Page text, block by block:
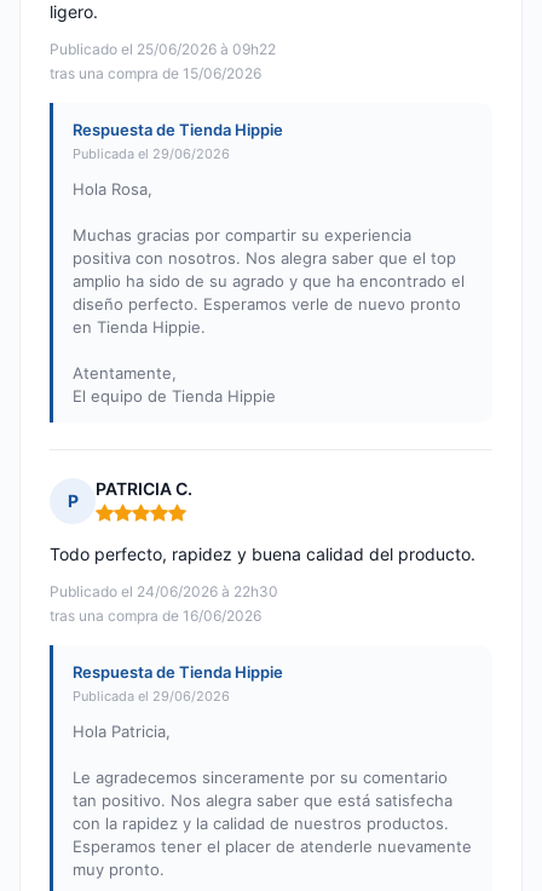
Publicado el 25/06/2026 à 09h22
tras una compra de 15/06/2026
ligero.
Respuesta de Tienda Hippie
Publicada el 29/06/2026
Hola Rosa,
Muchas gracias por compartir su experiencia
positiva con nosotros. Nos alegra saber que el top
amplio ha sido de su agrado y que ha encontrado el
diseño perfecto. Esperamos verle de nuevo pronto
en Tienda Hippie.
Atentamente,
El equipo de Tienda Hippie
P
PATRICIA C.
Nota: 5 de 5
Publicado el 24/06/2026 à 22h30
tras una compra de 16/06/2026
Todo perfecto, rapidez y buena calidad del producto.
Respuesta de Tienda Hippie
Publicada el 29/06/2026
Hola Patricia,
Le agradecemos sinceramente por su comentario
tan positivo. Nos alegra saber que está satisfecha
con la rapidez y la calidad de nuestros productos.
Esperamos tener el placer de atenderle nuevamente
muy pronto.